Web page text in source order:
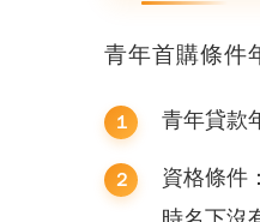
青年首購條件
青年貸款
資格條件：